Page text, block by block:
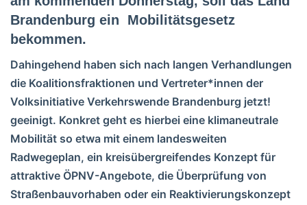
Brandenburg ein Mobilitätsgesetz
bekommen.
Dahingehend haben sich nach langen Verhandlungen
die Koalitionsfraktionen und Vertreter*innen der
Volksinitiative Verkehrswende Brandenburg jetzt!
geeinigt. Konkret geht es hierbei eine klimaneutrale
Mobilität so etwa mit einem landesweiten
Radwegeplan, ein kreisübergreifendes Konzept für
attraktive ÖPNV-Angebote, die Überprüfung von
Straßenbauvorhaben oder ein Reaktivierungskonzept